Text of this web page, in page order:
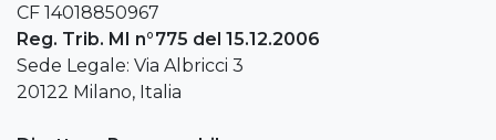
CF 14018850967
Reg. Trib. MI n°775 del 15.12.2006
Sede Legale: Via Albricci 3
20122 Milano, Italia